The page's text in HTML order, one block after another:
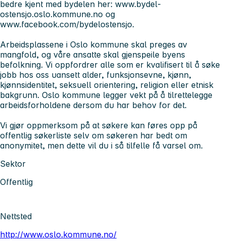
bedre kjent med bydelen her: www.bydel-
ostensjo.oslo.kommune.no og
www.facebook.com/bydelostensjo.
Arbeidsplassene i Oslo kommune skal preges av
mangfold, og våre ansatte skal gjenspeile byens
befolkning. Vi oppfordrer alle som er kvalifisert til å søke
jobb hos oss uansett alder, funksjonsevne, kjønn,
kjønnsidentitet, seksuell orientering, religion eller etnisk
bakgrunn. Oslo kommune legger vekt på å tilrettelegge
arbeidsforholdene dersom du har behov for det.
Vi gjør oppmerksom på at søkere kan føres opp på
offentlig søkerliste selv om søkeren har bedt om
anonymitet, men dette vil du i så tilfelle få varsel om.
Sektor
Offentlig
Nettsted
http://www.oslo.kommune.no/